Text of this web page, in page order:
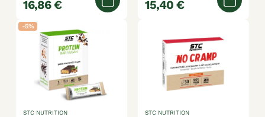
16,86 €
Ajouter au panier
15,40 €
-5%
STC NUTRITION STC NUTRITION